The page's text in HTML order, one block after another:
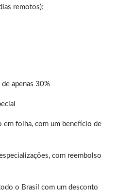
remotos);
apenas 30%
em folha, com um benefício de
com reembolso
o Brasil com um desconto